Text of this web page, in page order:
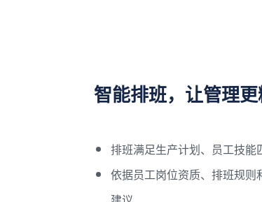
智能排班，让管理
排班满足生产计划、员工技能
依据员工岗位资质、排班规则